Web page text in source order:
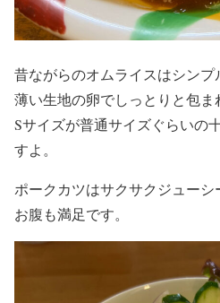
昔ながらのオムライスはシンプ
薄い生地の卵でしっとりと包ま
Sサイズが普通サイズぐらいの
すよ。
ポークカツはサクサクジューシ
お腹も満足です。